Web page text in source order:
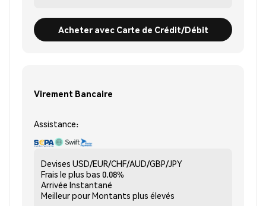
Acheter avec Carte de Crédit/Débit
Virement Bancaire
Assistance:
Devises USD/EUR/CHF/AUD/GBP/JPY
Frais le plus bas 0.08%
Arrivée Instantané
Meilleur pourMontants plus élevés